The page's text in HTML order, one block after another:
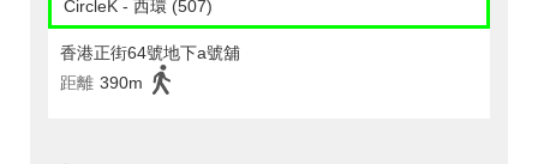
CircleK - 西環 (507)
香港正街64號地下a號舖
距離 390m